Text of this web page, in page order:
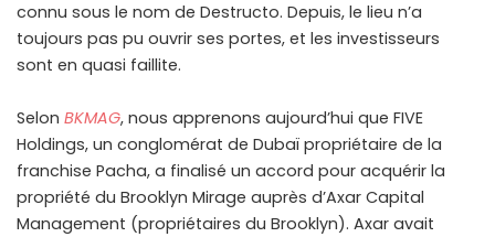
connu sous le nom de Destructo. Depuis, le lieu n’a
toujours pas pu ouvrir ses portes, et les investisseurs
sont en quasi faillite.
Selon BKMAG, nous apprenons aujourd’hui que FIVE
Holdings, un conglomérat de Dubaï propriétaire de la
franchise Pacha, a finalisé un accord pour acquérir la
propriété du Brooklyn Mirage auprès d’Axar Capital
Management (propriétaires du Brooklyn). Axar avait